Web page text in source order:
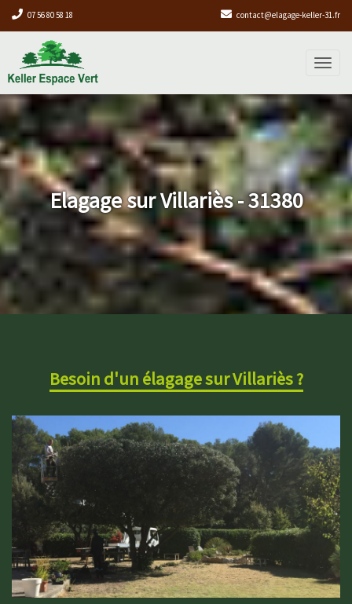
07 56 80 58 18 contact@elagage-keller-31.fr
Elagage sur Villariès - 31380
Besoin d'un élagage sur Villariès ?